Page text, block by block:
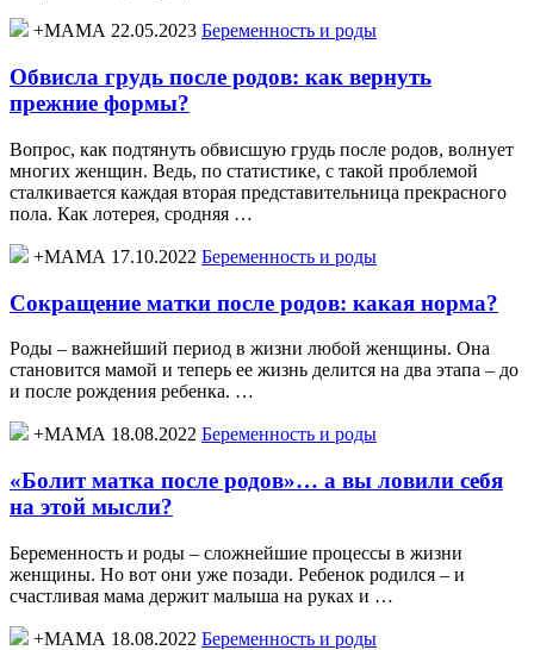
+МАМА 22.05.2023 Беременность и роды
Обвисла грудь после родов: как вернуть
прежние формы?
Вопрос, как подтянуть обвисшую грудь после родов, волнует
многих женщин. Ведь, по статистике, с такой проблемой
сталкивается каждая вторая представительница прекрасного
пола. Как лотерея, сродняя …
+МАМА 17.10.2022 Беременность и роды
Сокращение матки после родов: какая норма?
Роды – важнейший период в жизни любой женщины. Она
становится мамой и теперь ее жизнь делится на два этапа – до
и после рождения ребенка. …
+МАМА 18.08.2022 Беременность и роды
«Болит матка после родов»… а вы ловили себя
на этой мысли?
Беременность и роды – сложнейшие процессы в жизни
женщины. Но вот они уже позади. Ребенок родился – и
счастливая мама держит малыша на руках и …
+МАМА 18.08.2022 Беременность и роды